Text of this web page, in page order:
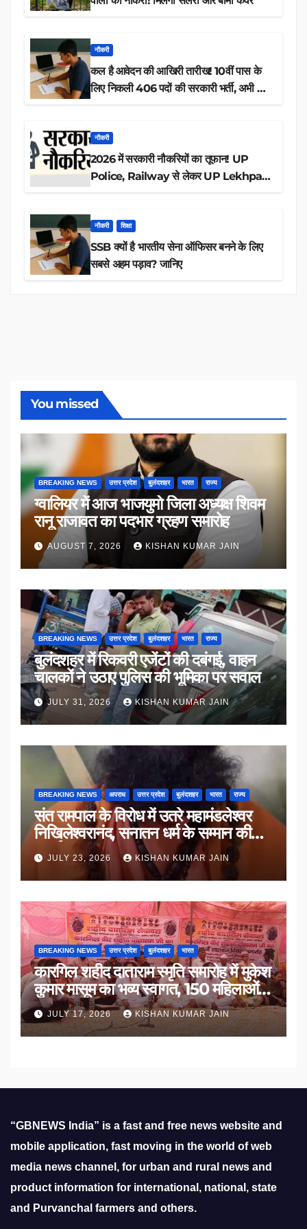
नौकरी
कल है आवेदन की आखिरी तारीख! 10वीं पास के
लिए निकली 406 पदों की सरकारी भर्ती, अभी करें
नौकरी
2026 में सरकारी नौकरियों का तूफान! UP
Police, Railway से लेकर UP Lekhpal
नौकरी शिक्षा
SSB क्यों है भारतीय सेना ऑफिसर बनने के लिए
सबसे अहम पड़ाव? जानिए
You missed
BREAKING NEWS उत्तर प्रदेश बुलंदशहर भारत राज्य
ग्वालियर में आज भाजयुमो जिला अध्यक्ष शिवम
रानू राजावत का पदभार ग्रहण समारोह
AUGUST 7, 2026 KISHAN KUMAR JAIN
BREAKING NEWS उत्तर प्रदेश बुलंदशहर भारत राज्य
बुलंदशहर में रिकवरी एजेंटों की दबंगई, वाहन
चालकों ने उठाए पुलिस की भूमिका पर सवाल
JULY 31, 2026 KISHAN KUMAR JAIN
BREAKING NEWS अपराध उत्तर प्रदेश बुलंदशहर भारत राज्य
संत रामपाल के विरोध में उतरे महामंडलेश्वर
निखिलेश्वरानंद, सनातन धर्म के सम्मान की
उठाई मांग
JULY 23, 2026 KISHAN KUMAR JAIN
BREAKING NEWS उत्तर प्रदेश बुलंदशहर भारत
कारगिल शहीद दाताराम स्मृति समारोह में मुकेश
कुमार मासूम का भव्य स्वागत, 150 महिलाओं
का सम्मान
JULY 17, 2026 KISHAN KUMAR JAIN
“GBNEWS India” is a fast and free news website and
mobile application, fast moving in the world of web
media news channel, for urban and rural news and
product information for international, national, state
and Purvanchal farmers and others.